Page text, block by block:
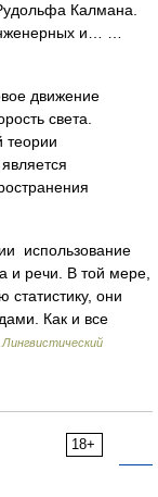
Калмана.
и… …
движение
света.
теории
использование
и речи. В той мере,
статистику, они
Как и все
Лингвистический
18+